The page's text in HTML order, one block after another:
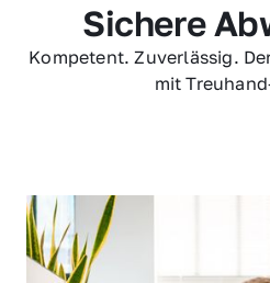
Sichere
Kompetent. Zuverlässig.
mit